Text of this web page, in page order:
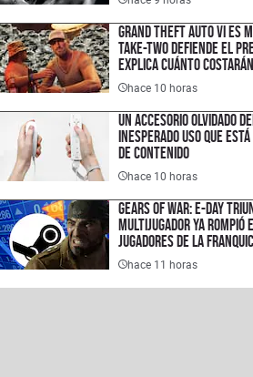
Grand Theft Auto VI es
Take-Two defiende el
explica cuánto
hace 10 horas
Un accesorio olvidado
inesperado uso que
de contenido
hace 10 horas
Gears of War: E-Day
multijugador ya
jugadores de la
hace 11 horas